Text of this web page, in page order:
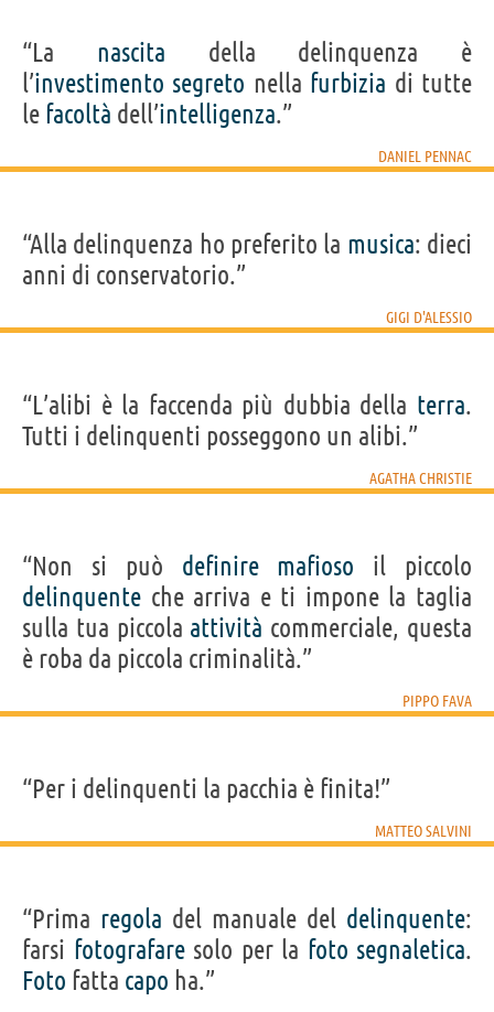
“La nascita della delinquenza è
l’investimento segreto nella furbizia di tutte
le facoltà dell’intelligenza.”
DANIEL PENNAC
“Alla delinquenza ho preferito la musica: dieci
anni di conservatorio.”
GIGI D'ALESSIO
“L’alibi è la faccenda più dubbia della terra.
Tutti i delinquenti posseggono un alibi.”
AGATHA CHRISTIE
“Non si può definire mafioso il piccolo
delinquente che arriva e ti impone la taglia
sulla tua piccola attività commerciale, questa
è roba da piccola criminalità.”
PIPPO FAVA
“Per i delinquenti la pacchia è finita!”
MATTEO SALVINI
“Prima regola del manuale del delinquente:
farsi fotografaresolo per la foto segnaletica.
Foto fatta capo ha.”